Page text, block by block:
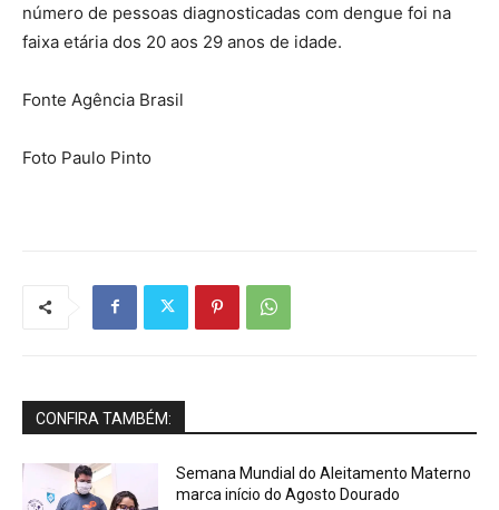
número de pessoas diagnosticadas com dengue foi na
faixa etária dos 20 aos 29 anos de idade.
Fonte Agência Brasil
Foto Paulo Pinto
CONFIRA TAMBÉM:
Semana Mundial do Aleitamento Materno
marca início do Agosto Dourado